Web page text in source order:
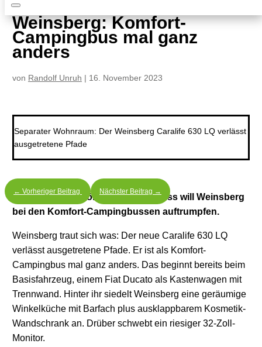
Weinsberg: Komfort-
Campingbus mal ganz
anders
von Randolf Unruh | 16. November 2023
Separater Wohnraum: Der Weinsberg Caralife 630 LQ verlässt
ausgetretene Pfade
Mit einem ungewöhnlichen Grundriss will Weinsberg
bei den Komfort-Campingbussen auftrumpfen.
Weinsberg traut sich was: Der neue Caralife 630 LQ
verlässt ausgetretene Pfade. Er ist als Komfort-
Campingbus mal ganz anders. Das beginnt bereits beim
Basisfahrzeug, einem Fiat Ducato als Kastenwagen mit
Trennwand. Hinter ihr siedelt Weinsberg eine geräumige
Winkelküche mit Barfach plus ausklappbarem Kosmetik-
Wandschrank an. Drüber schwebt ein riesiger 32-Zoll-
Monitor.
← Vorheriger Beitrag Nächster Beitrag →